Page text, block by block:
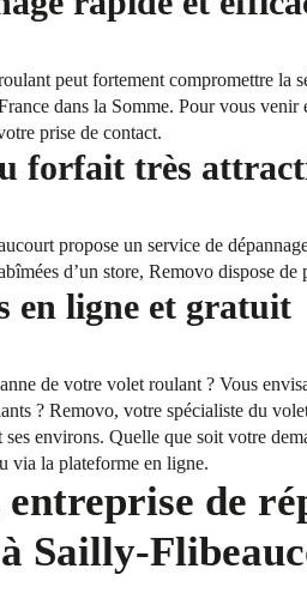
peut fortement compromettre la
dans la Somme. Pour vous
prise de contact.
forfait très
propose un service de
d’un store, Removo dispose
en ligne et gratuit
de votre volet roulant ? Vous
? Removo, votre spécialiste du
environs. Quelle que soit votre
via la plateforme en ligne.
entreprise de
Sailly-